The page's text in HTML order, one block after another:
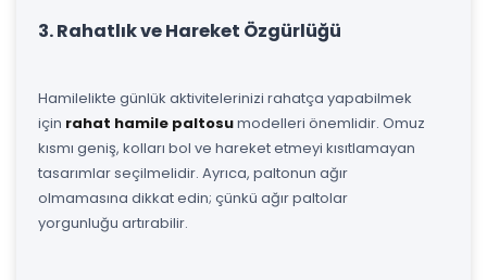
3. Rahatlık ve Hareket Özgürlüğü
Hamilelikte günlük aktivitelerinizi rahatça yapabilmek
için rahat hamile paltosumodelleri önemlidir. Omuz
kısmı geniş, kolları bol ve hareket etmeyi kısıtlamayan
tasarımlar seçilmelidir. Ayrıca, paltonun ağır
olmamasına dikkat edin; çünkü ağır paltolar
yorgunluğu artırabilir.